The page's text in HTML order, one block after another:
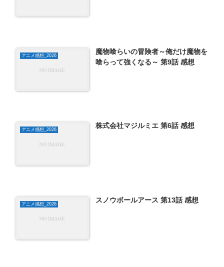
アニメ感想_2026
魔物喰らいの冒険者～俺だけ魔物を
喰らって強くなる～ 第9話 感想
アニメ感想_2026 株式会社マジルミエ 第6話 感想
アニメ感想_2026 スノウボールアース 第13話 感想